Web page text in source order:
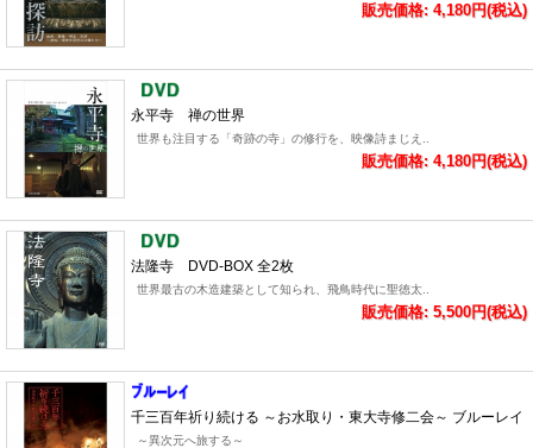
販売価格: 4,180円(税込)
永平寺 禅の世界
世界も注目する「奇跡の寺」の修行を、映像詩まじえ..
販売価格: 4,180円(税込)
法隆寺 DVD-BOX 全2枚
世界最古の木造建築として知られ、飛鳥時代に聖徳太..
販売価格: 5,500円(税込)
千三百年祈り続ける ～お水取り・東大寺修二会～ ブルーレイ
～異次元へ旅する～